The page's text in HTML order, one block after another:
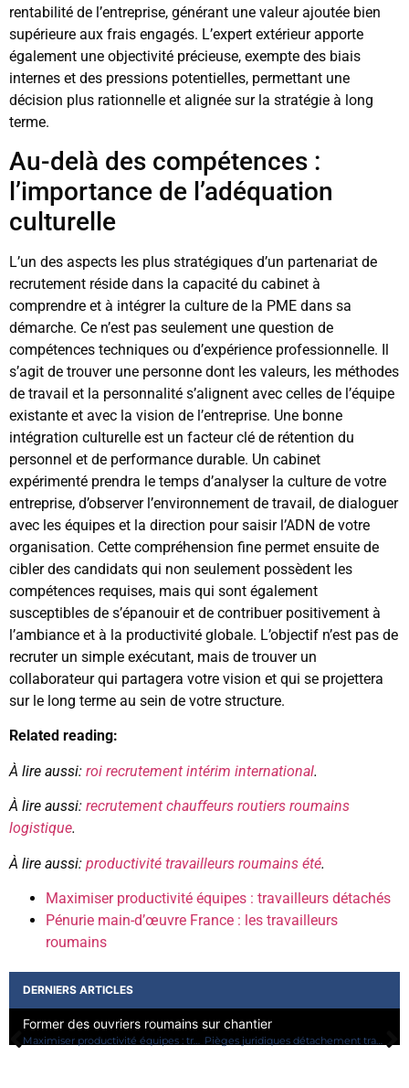
rentabilité de l’entreprise, générant une valeur ajoutée bien
supérieure aux frais engagés. L’expert extérieur apporte
également une objectivité précieuse, exempte des biais
internes et des pressions potentielles, permettant une
décision plus rationnelle et alignée sur la stratégie à long
terme.
Au-delà des compétences :
l’importance de l’adéquation
culturelle
L’un des aspects les plus stratégiques d’un partenariat de
recrutement réside dans la capacité du cabinet à
comprendre et à intégrer la culture de la PME dans sa
démarche. Ce n’est pas seulement une question de
compétences techniques ou d’expérience professionnelle. Il
s’agit de trouver une personne dont les valeurs, les méthodes
de travail et la personnalité s’alignent avec celles de l’équipe
existante et avec la vision de l’entreprise. Une bonne
intégration culturelle est un facteur clé de rétention du
personnel et de performance durable. Un cabinet
expérimenté prendra le temps d’analyser la culture de votre
entreprise, d’observer l’environnement de travail, de dialoguer
avec les équipes et la direction pour saisir l’ADN de votre
organisation. Cette compréhension fine permet ensuite de
cibler des candidats qui non seulement possèdent les
compétences requises, mais qui sont également
susceptibles de s’épanouir et de contribuer positivement à
l’ambiance et à la productivité globale. L’objectif n’est pas de
recruter un simple exécutant, mais de trouver un
collaborateur qui partagera votre vision et qui se projettera
sur le long terme au sein de votre structure.
Related reading:
À lire aussi: roi recrutement intérim international.
À lire aussi: recrutement chauffeurs routiers roumains
logistique.
À lire aussi: productivité travailleurs roumains été.
Maximiser productivité équipes : travailleurs détachés
Pénurie main-d’œuvre France : les travailleurs
roumains
DERNIERS ARTICLES
Secondement saisonnier ou longue mission pour votre PME?
Maximiser productivité équipes : travailleurs détachés Pièges juridiques détachement travailleurs : à savoir